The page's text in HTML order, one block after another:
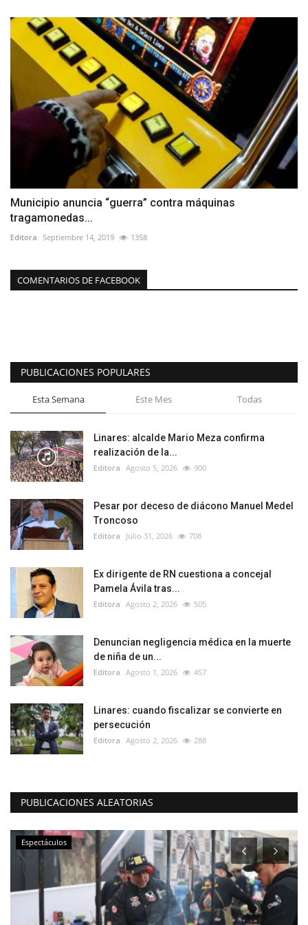
Municipio anuncia “guerra” contra máquinas
tragamonedas...
Editora Septiembre 14, 2019 1358
COMENTARIOS DE FACEBOOK
PUBLICACIONES POPULARES
Esta Semana Este Mes Todas
Linares: alcalde Mario Meza confirma
realización de la...
Editora Agosto 5, 2026 900
Pesar por deceso de diácono Manuel Medel
Troncoso
Editora Julio 31, 2026 708
Ex dirigente de RN cuestiona a concejal
Pamela Ávila tras...
Editora Agosto 2, 2026 505
Denuncian negligencia médica en la muerte
de niña de un...
Editora Agosto 1, 2026 457
Linares: cuando fiscalizar se convierte en
persecución
Editora Agosto 2, 2026 288
PUBLICACIONES ALEATORIAS
Espectáculos